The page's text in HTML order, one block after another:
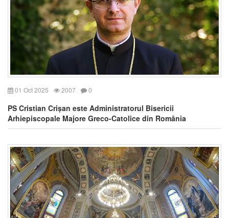
01 Oct 2025 2007 0
PS Cristian Crișan este Administratorul Bisericii
Arhiepiscopale Majore Greco-Catolice din România